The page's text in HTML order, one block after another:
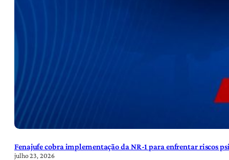
Fenajufe cobra implementação da NR-1 para enfrentar riscos
julho 23, 2026